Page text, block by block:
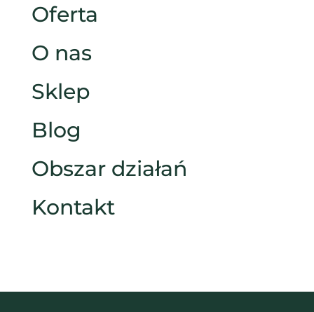
Oferta
O nas
Sklep
Blog
Obszar działań
Kontakt